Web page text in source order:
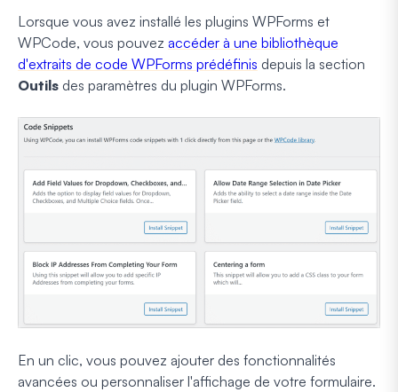
Lorsque vous avez installé les plugins WPForms et
WPCode, vous pouvez accéder à une bibliothèque
d'extraits de code WPForms prédéfinis depuis la section
Outils des paramètres du plugin WPForms.
En un clic, vous pouvez ajouter des fonctionnalités
avancées ou personnaliser l'affichage de votre formulaire.